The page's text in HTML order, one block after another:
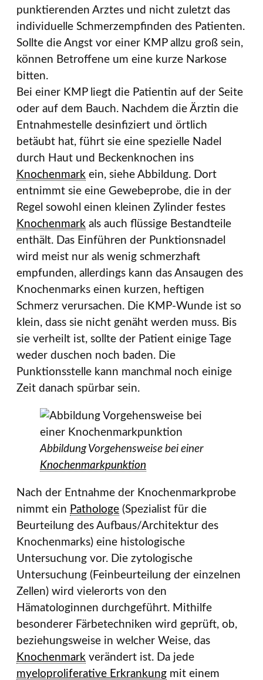
punktierenden Arztes und nicht zuletzt das
individuelle Schmerz­empfinden des Patienten.
Sollte die Angst vor einer KMP allzu groß sein,
können Betroffene um eine kurze Narkose
bitten.
Bei einer KMP liegt die Patientin auf der Seite
oder auf dem Bauch. Nachdem die Ärztin die
Entnahmestelle desinfiziert und örtlich
betäubt hat, führt sie eine spezielle Nadel
durch Haut und Beckenknochen ins
Knochenmark ein, siehe Abbildung. Dort
entnimmt sie eine Gewebeprobe, die in der
Regel sowohl einen kleinen Zylinder festes
Knochenmark als auch flüssige Bestandteile
enthält. Das Einführen der Punktionsnadel
wird meist nur als wenig schmerzhaft
empfunden, allerdings kann das Ansaugen des
Knochenmarks einen kurzen, heftigen
Schmerz verursachen. Die KMP-Wunde ist so
klein, dass sie nicht genäht werden muss. Bis
sie verheilt ist, sollte der Patient einige Tage
weder duschen noch baden. Die
Punktionsstelle kann manchmal noch einige
Zeit danach spürbar sein.
Abbildung Vorgehensweise bei einer
Knochenmarkpunktion
Nach der Entnahme der Knochenmarkprobe
nimmt ein Pathologe (Spezialist für die
Beurteilung des Aufbaus/Architektur des
Knochenmarks) eine histologische
Untersuchung vor. Die zytologische
Untersuchung (Feinbeurteilung der einzelnen
Zellen) wird vielerorts von den
Hämatologinnen durchgeführt. Mithilfe
besonderer Färbetechniken wird geprüft, ob,
beziehungsweise in welcher Weise, das
Knochenmark verändert ist. Da jede
myeloproliferative Erkrankung mit einem